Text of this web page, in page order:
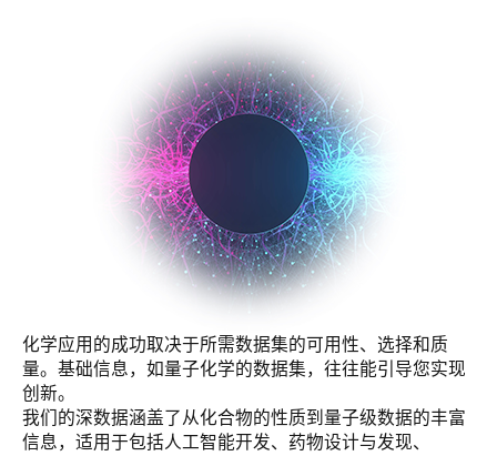
化学应用的成功取决于所需数据集的可用性、选择和质
量。基础信息，如量子化学的数据集，往往能引导您实现
创新。
我们的深数据涵盖了从化合物的性质到量子级数据的丰富
信息，适用于包括人工智能开发、药物设计与发现、